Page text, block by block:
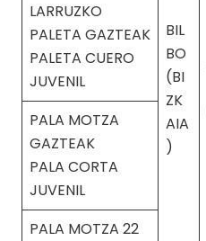
BIL
BO
(BI
ZK
AIA
)
LARRUZKO
PALETA GAZTEAK
PALETA CUERO
JUVENIL
PALA MOTZA
GAZTEAK
PALA CORTA
JUVENIL
PALA MOTZA 22